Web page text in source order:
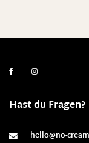
Hast du Fragen?
hello@no-